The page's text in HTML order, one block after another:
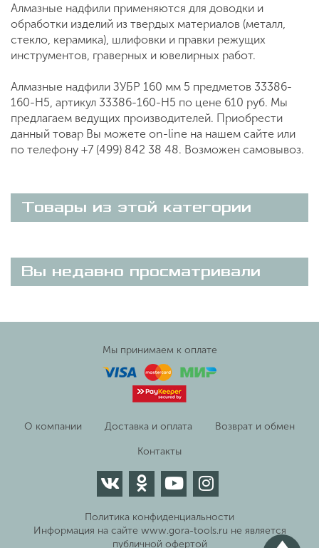
Алмазные надфили применяются для доводки и
обработки изделий из твердых материалов (металл,
стекло, керамика), шлифовки и правки режущих
инструментов, граверных и ювелирных работ.
Алмазные надфили ЗУБР 160 мм 5 предметов 33386-
160-H5, артикул 33386-160-H5 по цене 610 руб. Мы
предлагаем ведущих производителей. Приобрести
данный товар Вы можете on-line на нашем сайте или
по телефону +7 (499) 842 38 48. Возможен самовывоз.
Товары из этой категории
Вы недавно просматривали
Мы принимаем к оплате
О компании Доставка и оплата Возврат и обмен
Контакты
Политика конфиденциальности
Информация на сайте www.gora-tools.ru не является
публичной офертой